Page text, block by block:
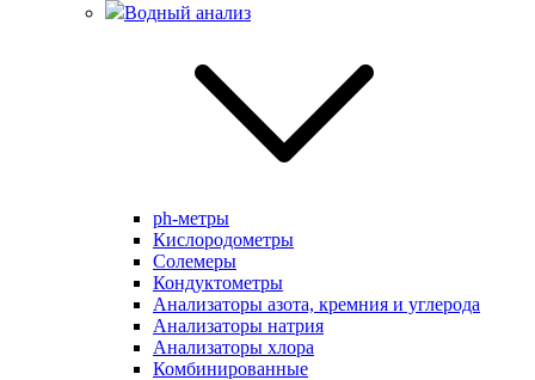
Водный анализ
ph-метры
Кислородометры
Солемеры
Кондуктометры
Анализаторы азота, кремния и углерода
Анализаторы натрия
Анализаторы хлора
Комбинированные